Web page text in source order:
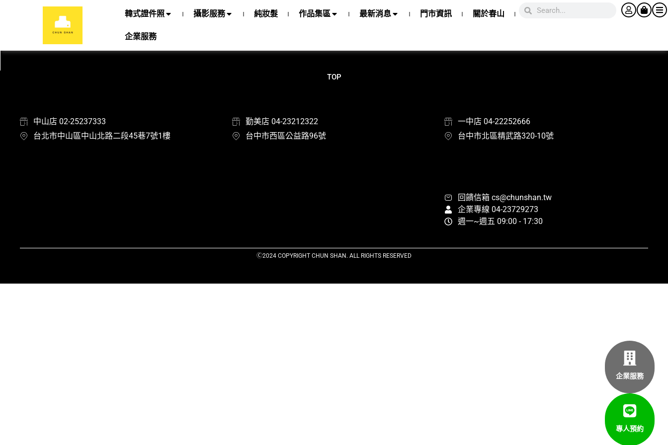
韓式證件照 攝影服務 純妝髮 作品集區 最新消息 門市資訊 關於春山
企業服務
企業服務
專人預約
TOP
中山店 02-25237333
台北市中山區中山北路二段45巷7號1樓
勤美店 04-23212322
台中市西區公益路96號
一中店 04-22252666
台中市北區精武路320-10號
回饋信箱 cs@chunshan.tw
企業專線 04-23729273
週一~週五 09:00 - 17:30
Ⓒ2024 COPYRIGHT CHUN SHAN. ALL RIGHTS RESERVED